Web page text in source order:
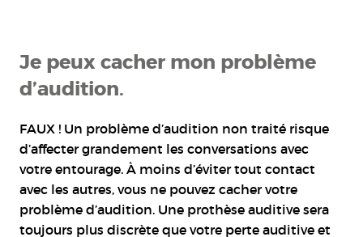
Je peux cacher mon problème
d’audition.
FAUX ! Un problème d’audition non traité risque
d’affecter grandement les conversations avec
votre entourage. À moins d’éviter tout contact
avec les autres, vous ne pouvez cacher votre
problème d’audition. Une prothèse auditive sera
toujours plus discrète que votre perte auditive et